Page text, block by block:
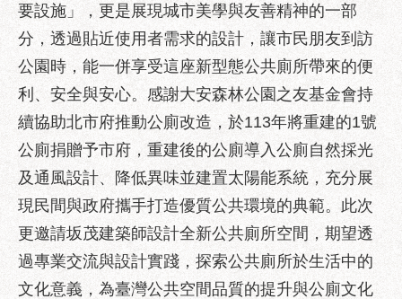
心
獎
勵
補
專
區
網
站
導
覽
回
要設施」，更是展現城市美學與友善精神的一部
分，透過貼近使用者需求的設計，讓市民朋友到訪
公園時，能一併享受這座新型態公共廁所帶來的便
利、安全與安心。感謝大安森林公園之友基金會持
續協助北市府推動公廁改造，於113年將重建的1號
公廁捐贈予市府，重建後的公廁導入公廁自然採光
及通風設計、降低異味並建置太陽能系統，充分展
現民間與政府攜手打造優質公共環境的典範。此次
更邀請坂茂建築師設計全新公共廁所空間，期望透
過專業交流與設計實踐，探索公共廁所於生活中的
文化意義，為臺灣公共空間品質的提升與公廁文化